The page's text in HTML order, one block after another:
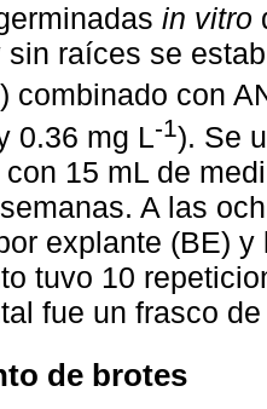
in vitro
sin raíces se
) combinado con
0.36 mg L-1). Se
15 mL de
A las
explante (BE)
tuvo 10
fue un frasco
de brotes